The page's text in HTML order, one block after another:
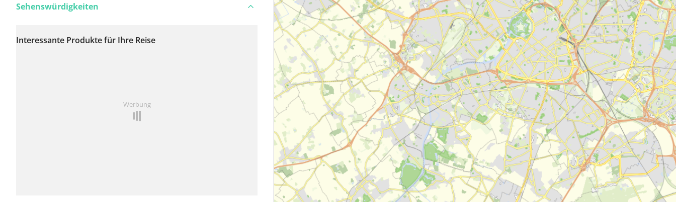
wurden bisher keine
Sehenswürdigkeiten
Interessante Produkte für Ihre Reise
Werbung